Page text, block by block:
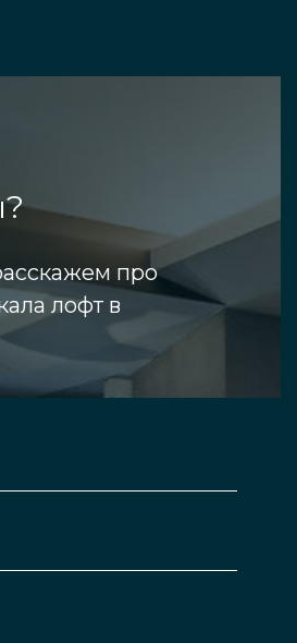
про
лофт в